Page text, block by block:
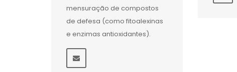
mensuração de compostos
de defesa (como fitoalexinas
e enzimas antioxidantes).